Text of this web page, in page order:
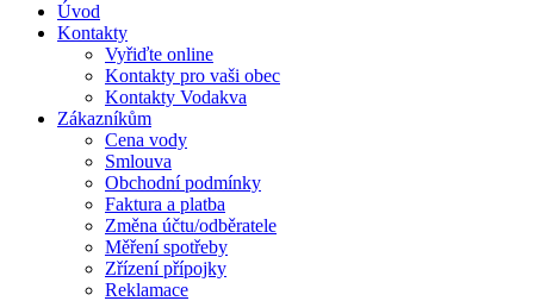
Úvod
Kontakty
Vyřiďte online
Kontakty pro vaši obec
Kontakty Vodakva
Zákazníkům
Cena vody
Smlouva
Obchodní podmínky
Faktura a platba
Změna účtu/odběratele
Měření spotřeby
Zřízení přípojky
Reklamace